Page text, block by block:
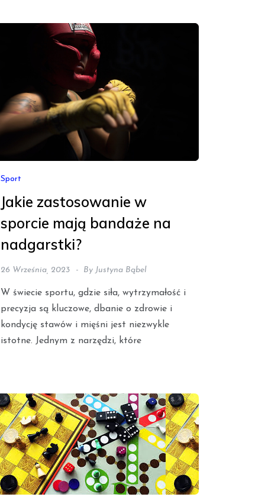
Sport
Jakie zastosowanie w
sporcie mają bandaże na
nadgarstki?
26 Września, 2023 By Justyna Bąbel
W świecie sportu, gdzie siła, wytrzymałość i
precyzja są kluczowe, dbanie o zdrowie i
kondycję stawów i mięśni jest niezwykle
istotne. Jednym z narzędzi, które